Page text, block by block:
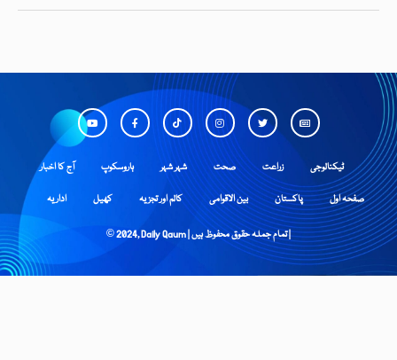
آج کا اخبار ہاروسکوپ شہر شہر صحت زراعت ٹیکنالوجی
اداریہ کھیل کالم اور تجزیہ بین الاقوامی پاکستان صفحہ اول
© 2024, Daily Qaum | تمام جملہ حقوق محفوظ ہیں |